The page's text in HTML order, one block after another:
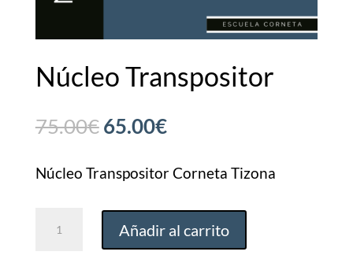
Núcleo Transpositor
75.00€El
original
75.00€.
65.00€El
actual
65.00€.
Núcleo Transpositor Corneta Tizona
Transpositor
Añadir al carrito